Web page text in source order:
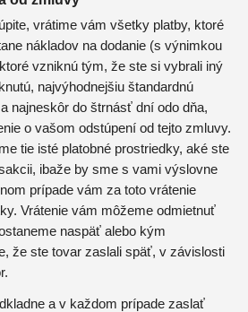
vrátime vám všetky platby, ktoré
nákladov na dodanie (s výnimkou
vzniknú tým, že ste si vybrali iný
najvýhodnejšiu štandardnú
najneskôr do štrnásť dní odo dňa,
o vašom odstúpení od tejto zmluvy.
tie isté platobné prostriedky, aké ste
ibaže by sme s vami výslovne
prípade vám za toto vrátenie
Vrátenie vám môžeme odmietnuť
naspäť alebo kým
že ste tovar zaslali späť, v závislosti
a v každom prípade zaslať